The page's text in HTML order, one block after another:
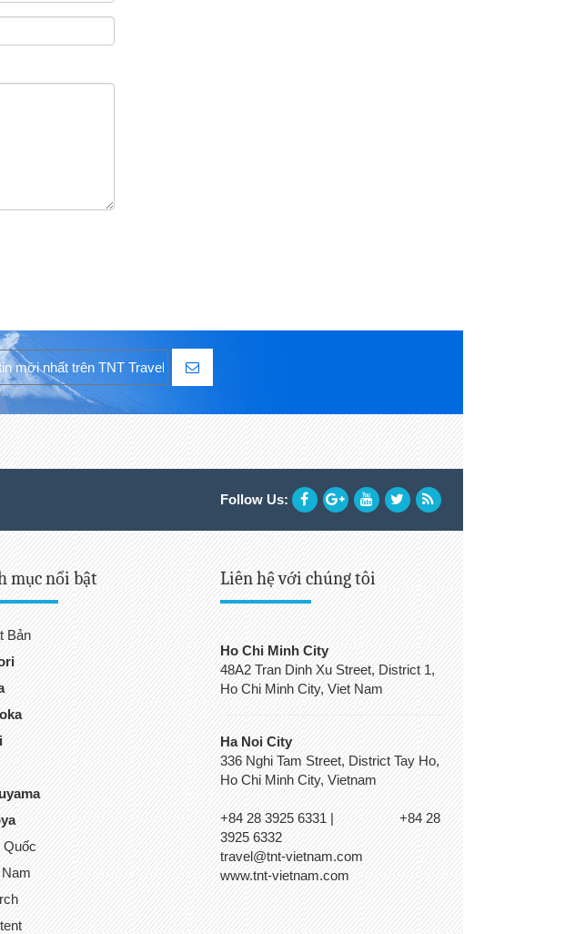
Follow Us:
mục nổi bật
Bản
Liên hệ với chúng tôi
Ho Chi Minh City
48A2 Tran Dinh Xu Street, District 1,
Ho Chi Minh City, Viet Nam
Ha Noi City
336 Nghi Tam Street, District Tay Ho,
Ho Chi Minh City, Vietnam
+84 28 3925 6331 | +84 28
3925 6332
travel@tnt-vietnam.com
www.tnt-vietnam.com